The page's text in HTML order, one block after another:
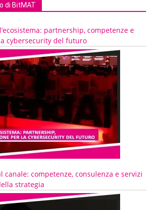
di BitMAT
partnership, competenze e
cybersecurity del futuro
canale: competenze, consulenza e servizi
strategia